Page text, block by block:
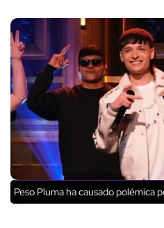
Peso Pluma ha causado polémica